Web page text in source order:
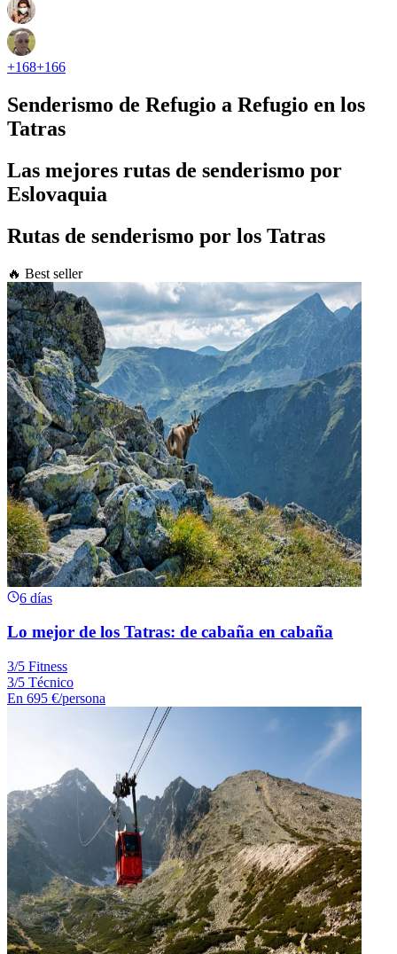
+168+166
Senderismo de Refugio a Refugio en los
Tatras
Las mejores rutas de senderismo por
Eslovaquia
Rutas de senderismo por los Tatras
🔥 Best seller
6 días
Lo mejor de los Tatras: de cabaña en cabaña
3/5 Fitness
3/5 Técnico
En 695 €/persona